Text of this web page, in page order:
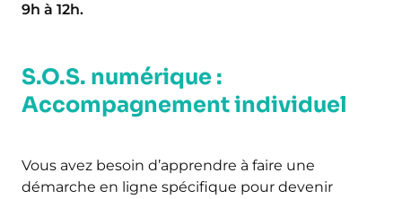
9h à 12h.
S.O.S. numérique :
Accompagnement individuel
Vous avez besoin d’apprendre à faire une
démarche en ligne spécifique pour devenir